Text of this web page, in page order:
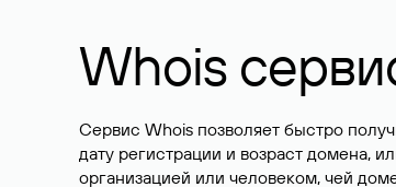
Whois
Сервис Whois позволяет быстро
дату регистрации и возраст домена,
организацией или человеком, чей